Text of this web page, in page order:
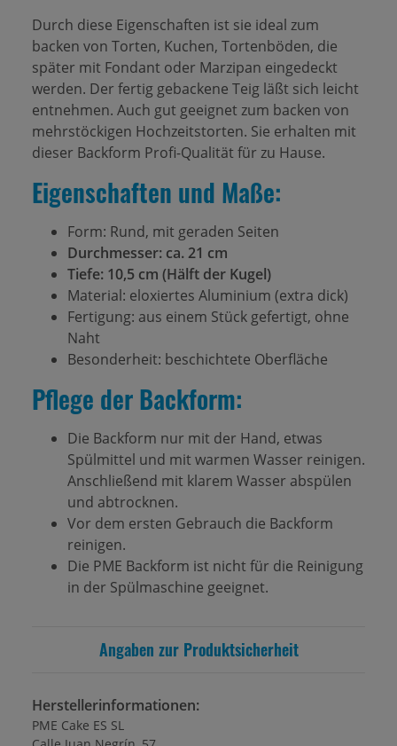
Durch diese Eigenschaften ist sie ideal zum
backen von Torten, Kuchen, Tortenböden, die
später mit Fondant oder Marzipan eingedeckt
werden. Der fertig gebackene Teig läßt sich leicht
entnehmen. Auch gut geeignet zum backen von
mehrstöckigen Hochzeitstorten. Sie erhalten mit
dieser Backform Profi-Qualität für zu Hause.
Eigenschaften und Maße:
Form: Rund, mit geraden Seiten
Durchmesser: ca. 21 cm
Tiefe: 10,5 cm (Hälft der Kugel)
Material: eloxiertes Aluminium (extra dick)
Fertigung: aus einem Stück gefertigt, ohne
Naht
Besonderheit: beschichtete Oberfläche
Pflege der Backform:
Die Backform nur mit der Hand, etwas
Spülmittel und mit warmen Wasser reinigen.
Anschließend mit klarem Wasser abspülen
und abtrocknen.
Vor dem ersten Gebrauch die Backform
reinigen.
Die PME Backform ist nicht für die Reinigung
in der Spülmaschine geeignet.
Angaben zur Produktsicherheit
Herstellerinformationen:
PME Cake ES SL